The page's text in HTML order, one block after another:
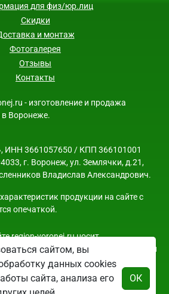
для физ/юр.лиц
Скидки
и монтаж
Фотогалерея
Отзывы
Контакты
- изготовление и продажа
в Воронеже.
ИНН 3661057650 / КПП 366101001
г. Воронеж, ул. Землячки, д.21,
Владислав Александрович.
продукции на сайте с
опечаткой.
region-voronej.ru носит
и справочный характер и ни
публичной офертой. Всю
можно узнать по телефонам
сайтом, вы
данных cookies
сайта, анализа его
ОК